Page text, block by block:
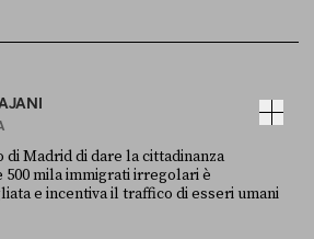
Madrid di dare la cittadinanza
mila immigrati irregolari è
e incentiva il traffico di esseri umani